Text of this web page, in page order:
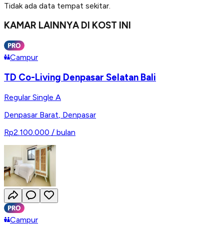
Tidak ada data tempat sekitar.
KAMAR LAINNYA DI KOST INI
Campur
TD Co-Living Denpasar Selatan Bali
Regular Single A
Denpasar Barat Denpasar
Rp2.100.000 / bulan
Campur